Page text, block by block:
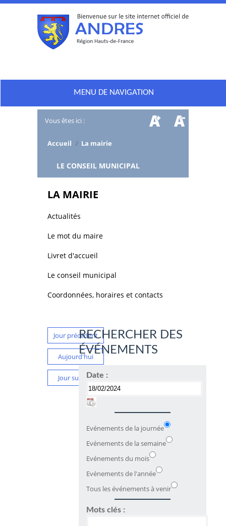
MENU DE NAVIGATION
Vous êtes ici :
Accueil / La mairie
LE CONSEIL MUNICIPAL
LA MAIRIE
Actualités
Le mot du maire
Livret d'accueil
Le conseil municipal
Coordonnées, horaires et contacts
Jour précédent
Aujourd'hui
Jour suivant
RECHERCHER DES
ÉVÉNEMENTS
Date :
Evénements de la journée
Evénements de la semaine
Evénements du mois
Evénements de l'année
Tous les événements à venir
Mots clés :